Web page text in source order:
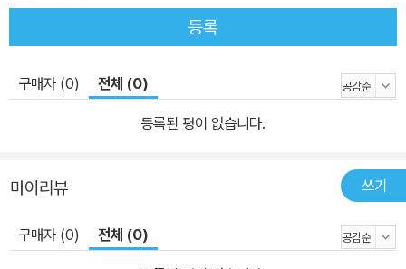
등록
구매자 (0) 전체 (0)
등록된 평이 없습니다.
마이리뷰 쓰기
구매자 (0) 전체 (0)